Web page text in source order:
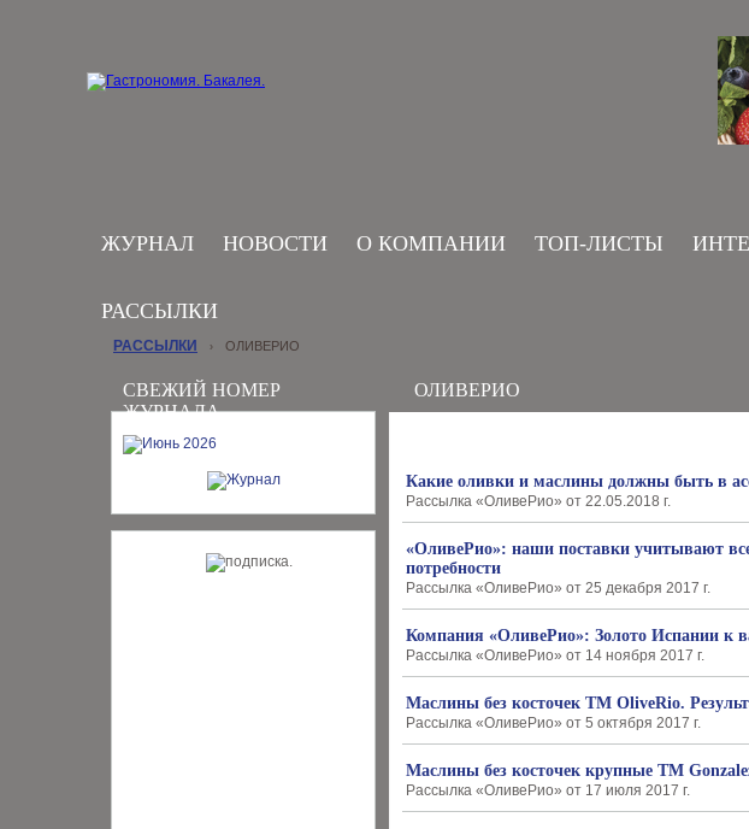
ЖУРНАЛ НОВОСТИ О КОМПАНИИ ТОП-ЛИСТЫ
РАССЫЛКИ
СВЕЖИЙ НОМЕР
ЖУРНАЛА
РАССЫЛКИ › ОЛИВЕРИО
ОЛИВЕРИО
Какие оливки и маслины должны быть в
Рассылка «ОливеРио» от 22.05.2018 г.
«ОливеРио»: наши поставки учитывают
потребности
Рассылка «ОливеРио» от 25 декабря 2017 г.
Компания «ОливеРио»: Золото Испании к
Рассылка «ОливеРио» от 14 ноября 2017 г.
Маслины без косточек ТМ OliveRio.
Рассылка «ОливеРио» от 5 октября 2017 г.
Маслины без косточек крупные ТМ
Рассылка «ОливеРио» от 17 июля 2017 г.